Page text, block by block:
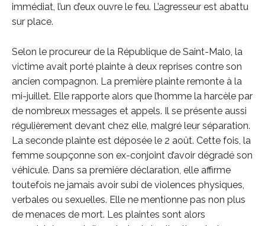
immédiat, l’un d’eux ouvre le feu. L’agresseur est abattu
sur place.
Selon le procureur de la République de Saint-Malo, la
victime avait porté plainte à deux reprises contre son
ancien compagnon. La première plainte remonte à la
mi-juillet. Elle rapporte alors que l’homme la harcèle par
de nombreux messages et appels. Il se présente aussi
régulièrement devant chez elle, malgré leur séparation.
La seconde plainte est déposée le 2 août. Cette fois, la
femme soupçonne son ex-conjoint d’avoir dégradé son
véhicule. Dans sa première déclaration, elle affirme
toutefois ne jamais avoir subi de violences physiques,
verbales ou sexuelles. Elle ne mentionne pas non plus
de menaces de mort. Les plaintes sont alors